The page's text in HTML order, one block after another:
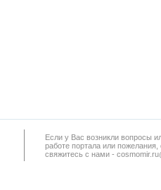
Если у Вас возникли вопросы
работe портала или пожелания,
свяжитесь с нами -